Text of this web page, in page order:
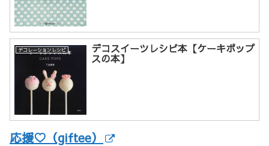
デコレーションレシピ デコスイーツレシピ本【ケーキポップ
スの本】
応援♡（giftee）